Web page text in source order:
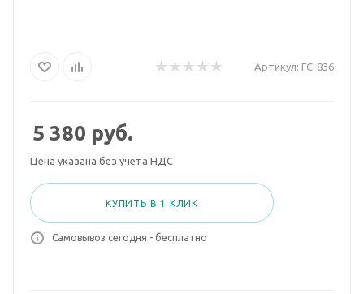
Артикул: ГС-836
5 380 руб.
Цена указана без учета НДС
КУПИТЬ В 1 КЛИК
Самовывоз сегодня - бесплатно